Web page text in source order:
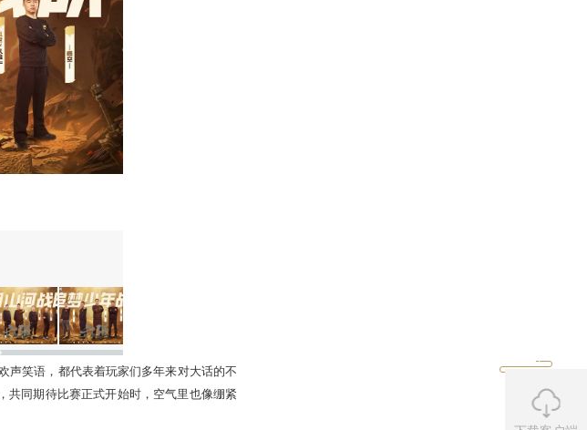
泉酒庄 ”战队夺得总冠军、红颜知己服务器“
升 ”战队获得殿军；
队位列本届大赛六强，